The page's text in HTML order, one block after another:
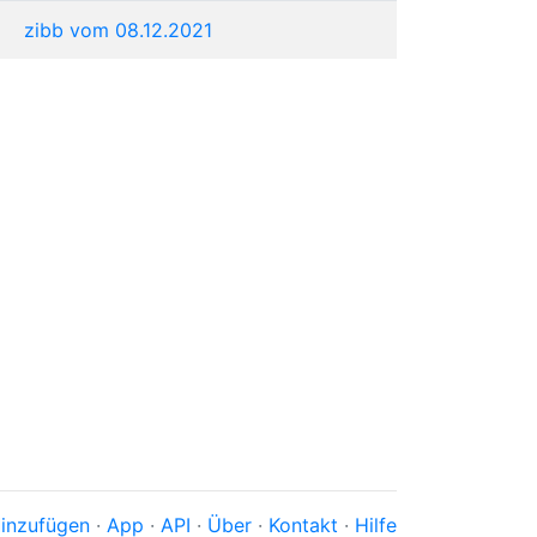
zibb vom 08.12.2021
· App · API · Über · Kontakt · Hilfe